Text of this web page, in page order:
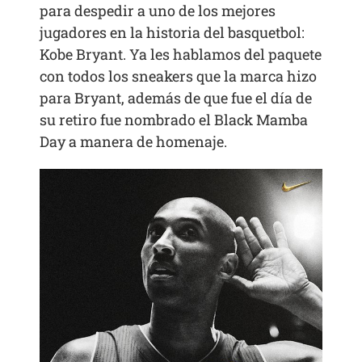
para despedir a uno de los mejores
jugadores en la historia del basquetbol:
Kobe Bryant. Ya les hablamos del paquete
con todos los sneakers que la marca hizo
para Bryant, además de que fue el día de
su retiro fue nombrado el Black Mamba
Day a manera de homenaje.